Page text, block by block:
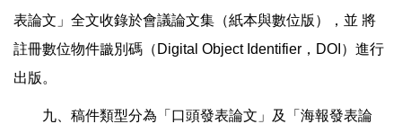
表論文」全文收錄於會議論文集（紙本與數位版），並 將
註冊數位物件識別碼（ Digital Object Identifier ， DOI ）進行
出版。
九、稿件類型分為「口頭發表論文」及「海報發表論